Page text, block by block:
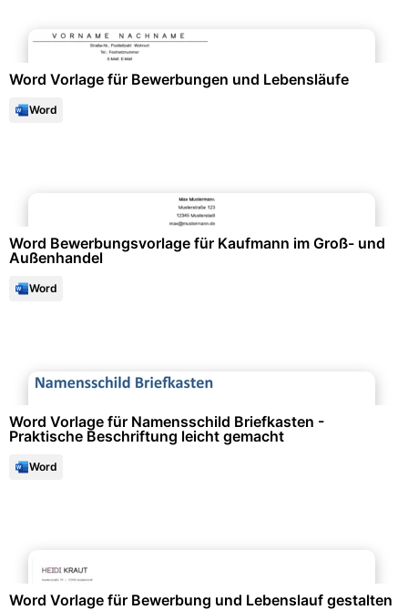
Word Vorlage für Bewerbungen und Lebensläufe
Word
Word Bewerbungsvorlage für Kaufmann im Groß- und
Außenhandel
Word
Word Vorlage für Namensschild Briefkasten -
Praktische Beschriftung leicht gemacht
Word
Word Vorlage für Bewerbung und Lebenslauf gestalten